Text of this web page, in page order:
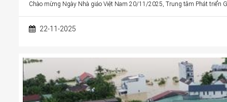
Chào mừng Ngày Nhà giáo Việt Nam 20/11/2025, Trung tâm Phát triển
22-11-2025